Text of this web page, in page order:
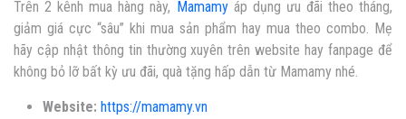
Trên 2 kênh mua hàng này, Mamamyáp dụng ưu đãi theo tháng,
giảm giá cực “sâu” khi mua sản phẩm hay mua theo combo. Mẹ
hãy cập nhật thông tin thường xuyên trên websitehay fanpage để
không bỏ lỡ bất kỳ ưu đãi, quà tặng hấp dẫn từ Mamamy nhé.
Website: https://mamamy.vn